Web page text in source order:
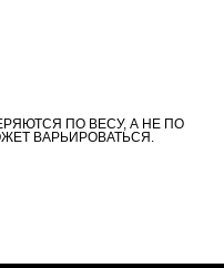
ПО ВЕСУ, А НЕ ПО
ВАРЬИРОВАТЬСЯ.